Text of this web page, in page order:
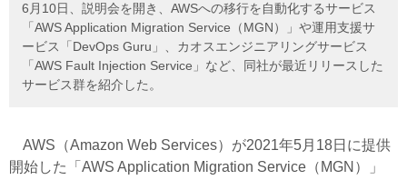
6月10日、説明会を開き、AWSへの移行を自動化するサービス
「AWS Application Migration Service（MGN）」や運用支援サ
ービス「DevOps Guru」、カオスエンジニアリングサービス
「AWS Fault Injection Service」など、同社が最近リリースした
サービス群を紹介した。
AWS（Amazon Web Services）が2021年5月18日に提供
開始した「AWS Application Migration Service（MGN）」